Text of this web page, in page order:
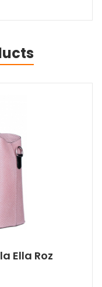
Ella Roz